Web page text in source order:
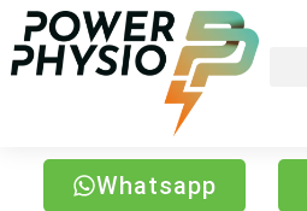
Whatsapp